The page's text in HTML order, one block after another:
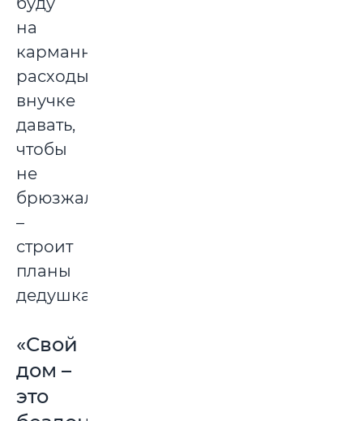
на
карманные
расходы
внучке
давать,
чтобы
не
брюзжали,
–
строит
планы
дедушка.
«Свой
дом –
это